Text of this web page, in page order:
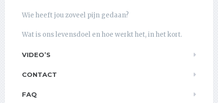
Wie heeft jou zoveel pijn gedaan?
Wat is ons levensdoel en hoe werkt het, in het kort.
VIDEO’S
CONTACT
FAQ